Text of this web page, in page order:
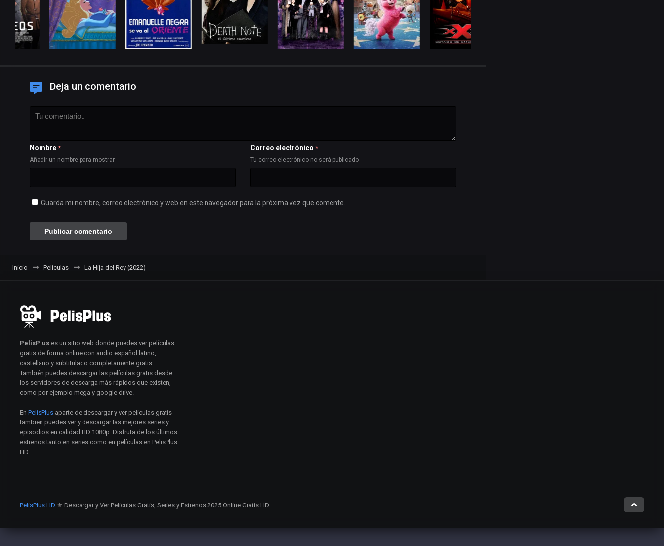
Deja un comentario
Nombre *
Añadir un nombre para mostrar
Correo electrónico *
Tu correo electrónico no será publicado
Guarda mi nombre, correo electrónico y web en este navegador para la próxima vez que comente.
Inicio Películas La Hija del Rey (2022)
PelisPlus es un sitio web donde puedes ver películas
gratis de forma online con audio español latino,
castellano y subtitulado completamente gratis.
También puedes descargar las películas gratis desde
los servidores de descarga más rápidos que existen,
como por ejemplo mega y google drive.
En PelisPlus aparte de descargar y ver películas gratis
también puedes ver y descargar las mejores series y
episodios en calidad HD 1080p. Disfruta de los últimos
estrenos tanto en series como en películas en PelisPlus
HD.
PelisPlus HD ⚜️ Descargar y Ver Peliculas Gratis, Series y Estrenos 2025 Online Gratis HD